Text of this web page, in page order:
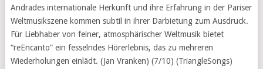
Andrades internationale Herkunft und ihre Erfahrung in der Pariser
Weltmusikszene kommen subtil in ihrer Darbietung zum Ausdruck.
Für Liebhaber von feiner, atmosphärischer Weltmusik bietet
“reEncanto” ein fesselndes Hörerlebnis, das zu mehreren
Wiederholungen einlädt. (Jan Vranken) (7/10) (TriangleSongs)